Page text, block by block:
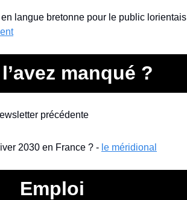
langue bretonne pour le public
manqué ?
précédente
2030 en France ? - le méridional
Emploi